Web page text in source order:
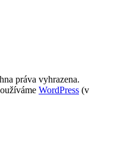
práva vyhrazena.
WordPress (v